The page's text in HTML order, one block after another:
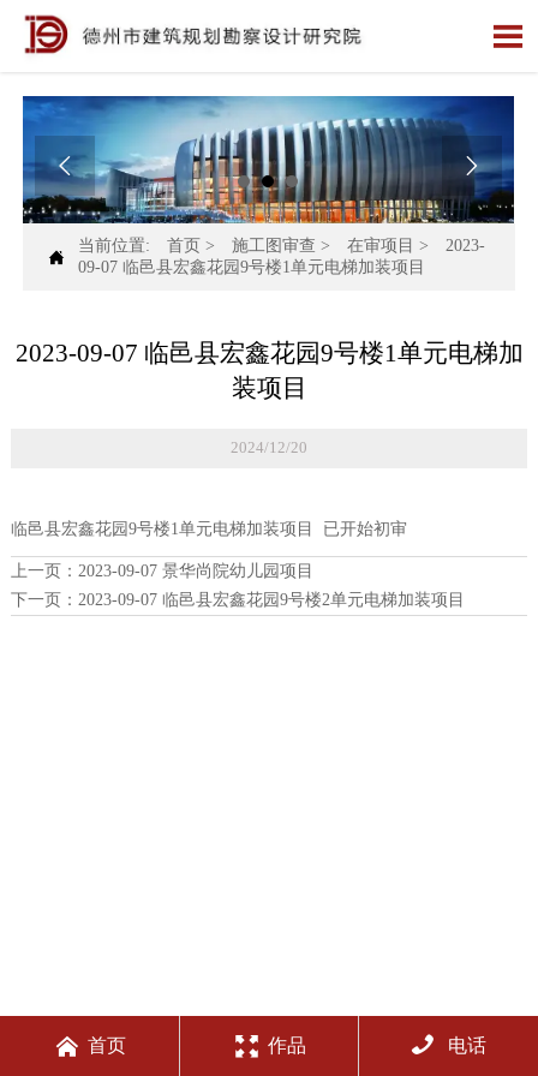

 

当前位置: 首页 > 施工图审查 > 在审项目 >
2023-
09-07 临邑县宏鑫花园9号楼1单元电梯加装项目
2023-09-07 临邑县宏鑫花园9号楼1单元电梯加
装项目
2024/12/20
临邑县宏鑫花园9号楼1单元电梯加装项目 已开始初审
上一页：
2023-09-07 景华尚院幼儿园项目
下一页：
2023-09-07 临邑县宏鑫花园9号楼2单元电梯加装项目
 首页  作品  电话